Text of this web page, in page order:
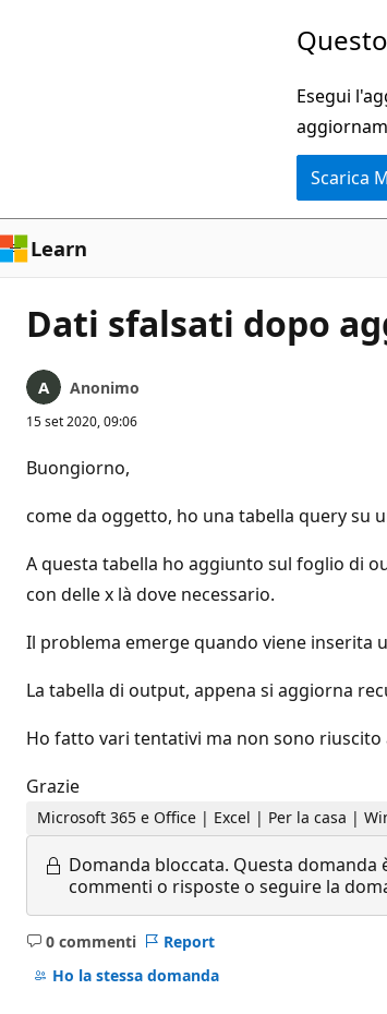
Esegui
Scarica
Learn
Dati sfalsati dopo
Anonimo
15 set 2020, 09:06
Buongiorno,
come da oggetto, ho una tabella query su
A questa tabella ho aggiunto sul foglio di
con delle x là dove necessario.
Il problema emerge quando viene inserita
La tabella di output, appena si aggiorna
Ho fatto vari tentativi ma non sono riuscito
Grazie
Microsoft 365 e Office | Excel | Per la casa |
Domanda bloccata. Questa domanda
commenti o risposte o seguire la
0 commenti
Nessun
commento
Report
Ho la stessa domanda